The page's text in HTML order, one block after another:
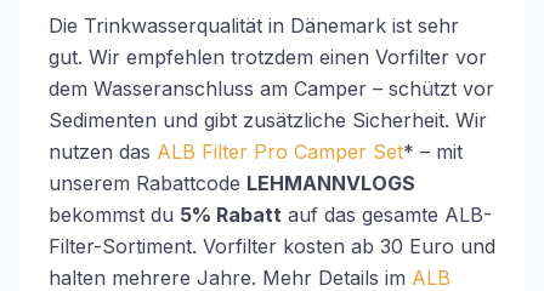
Die Trinkwasserqualität in Dänemark ist sehr
gut. Wir empfehlen trotzdem einen Vorfilter vor
dem Wasseranschluss am Camper – schützt vor
Sedimenten und gibt zusätzliche Sicherheit. Wir
nutzen das ALB Filter Pro Camper Set* – mit
unserem Rabattcode LEHMANNVLOGS
bekommst du 5% Rabatt auf das gesamte ALB-
Filter-Sortiment. Vorfilter kosten ab 30 Euro und
halten mehrere Jahre. Mehr Details im ALB